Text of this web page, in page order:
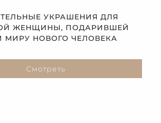
УКРАШЕНИЯ ДЛЯ
ЖЕНЩИНЫ, ПОДАРИВШЕЙ
МИРУ НОВОГО ЧЕЛОВЕКА
Смотреть